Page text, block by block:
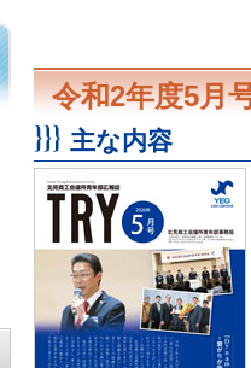
令和2年度5月
主な内容